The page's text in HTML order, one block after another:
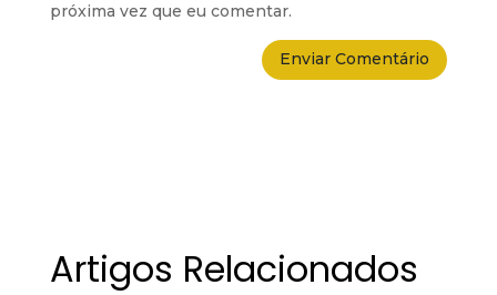
próxima vez que eu comentar.
Artigos Relacionados